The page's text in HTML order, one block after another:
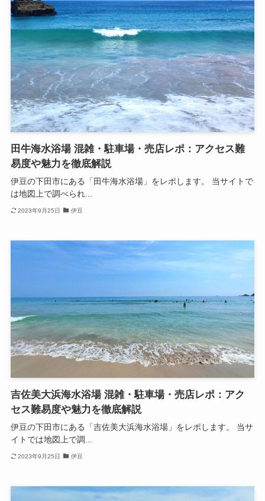
田牛海水浴場 混雑・駐車場・売店レポ：アクセス難
易度や魅力を徹底解説
伊豆の下田市にある「田牛海水浴場」をレポします。 当サイトで
は地図上で調べられ...
2023年9月25日 伊豆
吉佐美大浜海水浴場 混雑・駐車場・売店レポ：アク
セス難易度や魅力を徹底解説
伊豆の下田市にある「吉佐美大浜海水浴場」をレポします。 当サ
イトでは地図上で調...
2023年9月25日 伊豆